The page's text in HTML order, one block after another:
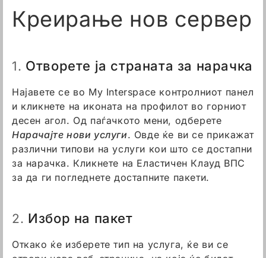
Креирање нов сервер
1. Отворете ја страната за нарачка
Најавете се во My Interspace контролниот панел
и кликнете на иконата на профилот во горниот
десен агол. Од паѓачкото мени, одберете
Нарачајте нови услуги. Овде ќе ви се прикажат
различни типови на услуги кои што се достапни
за нарачка. Кликнете на Еластичен Клауд ВПС
за да ги погледнете достапните пакети.
2. Избор на пакет
Откако ќе изберете тип на услуга, ќе ви се